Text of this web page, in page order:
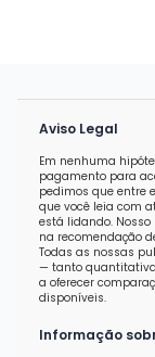
Aviso Legal
Em nenhuma
pagamento para
pedimos que entre
que você leia com
está lidando.
na recomendação
Todas as nossas
— tanto
a oferecer
disponíveis.
Informação